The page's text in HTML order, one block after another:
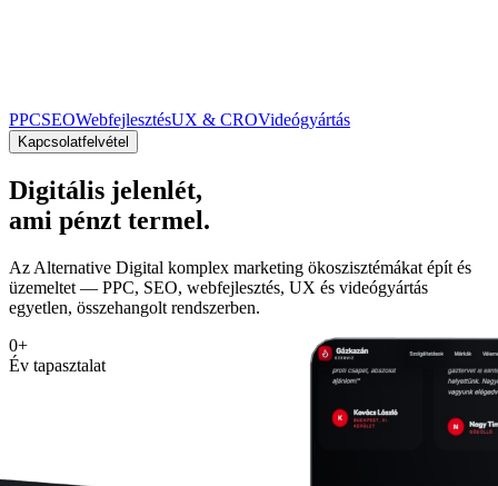
PPCSEOWebfejlesztésUX & CROVideógyártás
Kapcsolatfelvétel
Digitális jelenlét,
ami pénzt termel.
Az Alternative Digital komplex marketing ökoszisztémákat épít és
üzemeltet — PPC, SEO, webfejlesztés, UX és videógyártás
egyetlen, összehangolt rendszerben.
0+
Év tapasztalat